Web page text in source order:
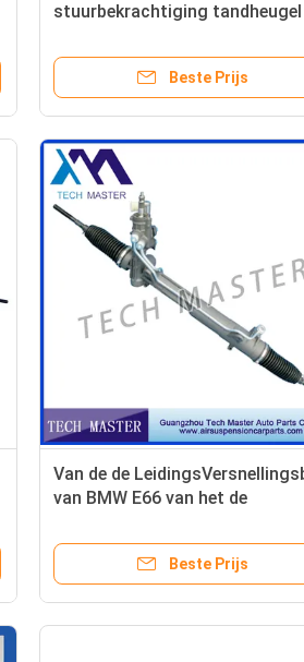
stuurbekrachtiging tandheugel
Beste Prijs
Van de de
van BMW E66 van het de
32106764720, 32106768118
Beste Prijs